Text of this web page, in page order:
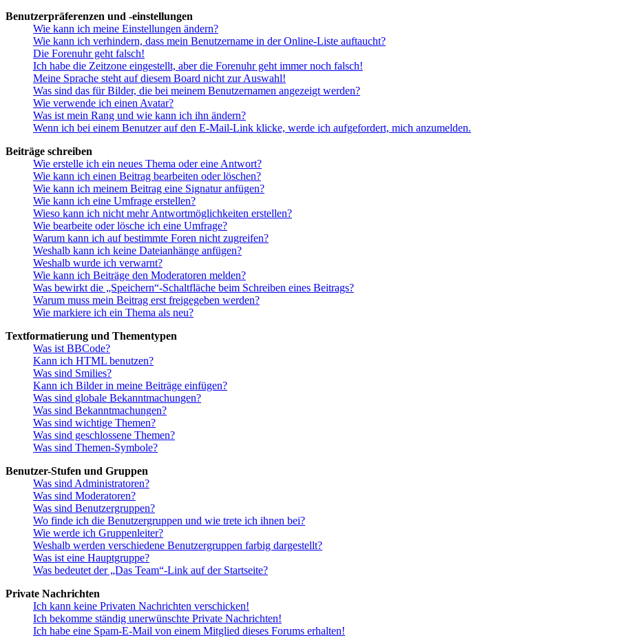
Benutzerpräferenzen und -einstellungen
Wie kann ich meine Einstellungen ändern?
Wie kann ich verhindern, dass mein Benutzername in der Online-Liste auftaucht?
Die Forenuhr geht falsch!
Ich habe die Zeitzone eingestellt, aber die Forenuhr geht immer noch falsch!
Meine Sprache steht auf diesem Board nicht zur Auswahl!
Was sind das für Bilder, die bei meinem Benutzernamen angezeigt werden?
Wie verwende ich einen Avatar?
Was ist mein Rang und wie kann ich ihn ändern?
Wenn ich bei einem Benutzer auf den E-Mail-Link klicke, werde ich aufgefordert, mich anzumelden.
Beiträge schreiben
Wie erstelle ich ein neues Thema oder eine Antwort?
Wie kann ich einen Beitrag bearbeiten oder löschen?
Wie kann ich meinem Beitrag eine Signatur anfügen?
Wie kann ich eine Umfrage erstellen?
Wieso kann ich nicht mehr Antwortmöglichkeiten erstellen?
Wie bearbeite oder lösche ich eine Umfrage?
Warum kann ich auf bestimmte Foren nicht zugreifen?
Weshalb kann ich keine Dateianhänge anfügen?
Weshalb wurde ich verwarnt?
Wie kann ich Beiträge den Moderatoren melden?
Was bewirkt die „Speichern“-Schaltfläche beim Schreiben eines Beitrags?
Warum muss mein Beitrag erst freigegeben werden?
Wie markiere ich ein Thema als neu?
Textformatierung und Thementypen
Was ist BBCode?
Kann ich HTML benutzen?
Was sind Smilies?
Kann ich Bilder in meine Beiträge einfügen?
Was sind globale Bekanntmachungen?
Was sind Bekanntmachungen?
Was sind wichtige Themen?
Was sind geschlossene Themen?
Was sind Themen-Symbole?
Benutzer-Stufen und Gruppen
Was sind Administratoren?
Was sind Moderatoren?
Was sind Benutzergruppen?
Wo finde ich die Benutzergruppen und wie trete ich ihnen bei?
Wie werde ich Gruppenleiter?
Weshalb werden verschiedene Benutzergruppen farbig dargestellt?
Was ist eine Hauptgruppe?
Was bedeutet der „Das Team“-Link auf der Startseite?
Private Nachrichten
Ich kann keine Privaten Nachrichten verschicken!
Ich bekomme ständig unerwünschte Private Nachrichten!
Ich habe eine Spam-E-Mail von einem Mitglied dieses Forums erhalten!